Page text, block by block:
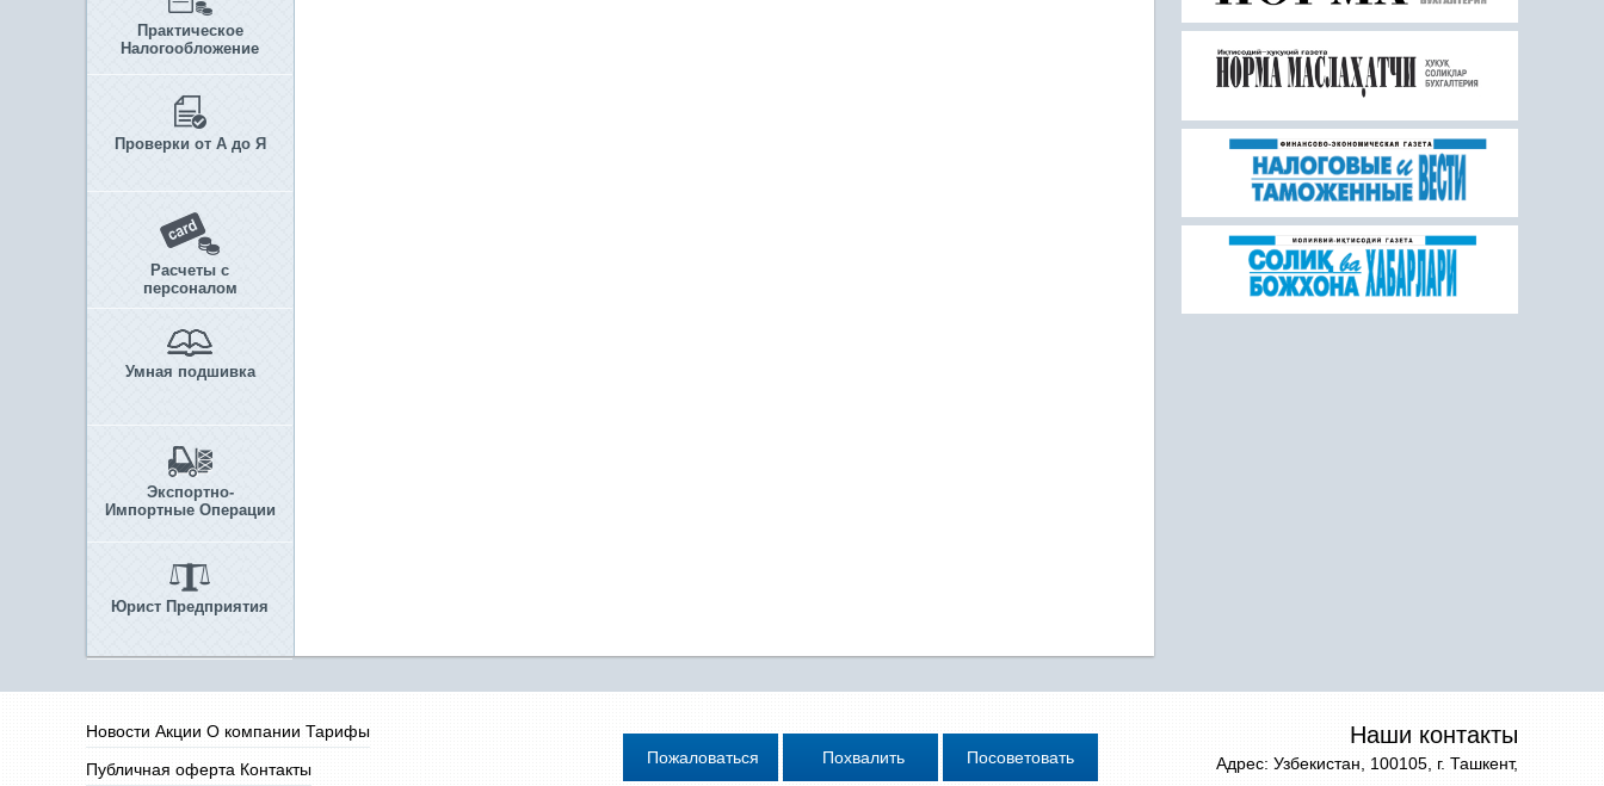
Практическое
Налогообложение
Проверки от А до Я
Расчеты с
персоналом
Умная подшивка
Экспортно-
Импортные Операции
Юрист Предприятия
Новости Акции О компании Тарифы
Публичная оферта Контакты
Наши контакты
Адрес: Узбекистан, 100105, г. Ташкент,